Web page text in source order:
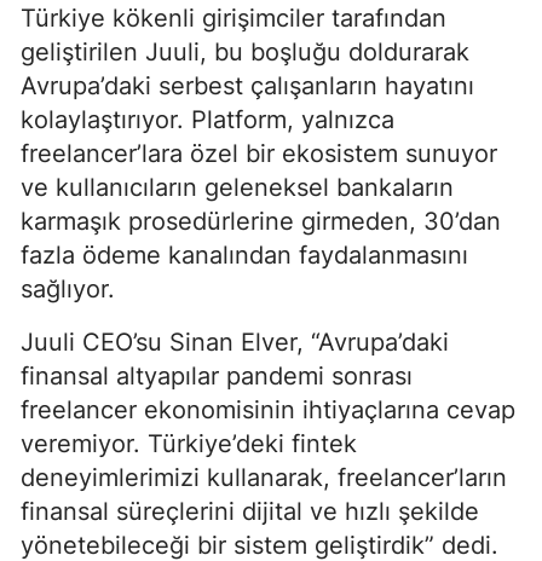
Türkiye kökenli girişimciler tarafından
geliştirilen Juuli, bu boşluğu doldurarak
Avrupa’daki serbest çalışanların hayatını
kolaylaştırıyor. Platform, yalnızca
freelancer’lara özel bir ekosistem sunuyor
ve kullanıcıların geleneksel bankaların
karmaşık prosedürlerine girmeden, 30’dan
fazla ödeme kanalından faydalanmasını
sağlıyor.
Juuli CEO’su Sinan Elver, “Avrupa’daki
finansal altyapılar pandemi sonrası
freelancer ekonomisinin ihtiyaçlarına cevap
veremiyor. Türkiye’deki fintek
deneyimlerimizi kullanarak, freelancer’ların
finansal süreçlerini dijital ve hızlı şekilde
yönetebileceği bir sistem geliştirdik” dedi.